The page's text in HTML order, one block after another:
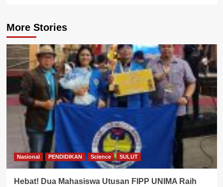
More Stories
Nasional PENDIDIKAN Science SULUT
Hebat! Dua Mahasiswa Utusan FIPP UNIMA Raih